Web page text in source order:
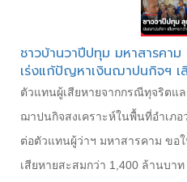
ชาวบ้านวาปีปทุม มหาสารคา
เร่งแก้ปัญหาเงินฌาปนกิจฯ
ตัวแทนผู้เสียหายจากกรณีทุจริตแ
ฌาปนกิจสงเคราะห์ในพื้นที่อำเภ
ต่อตัวแทนผู้ว่าฯ มหาสารคาม ขอ
เสียหายสะสมกว่า 1,400 ล้านบา